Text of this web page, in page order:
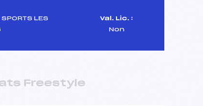
LES
Val. Lic. :
Non
Freestyle